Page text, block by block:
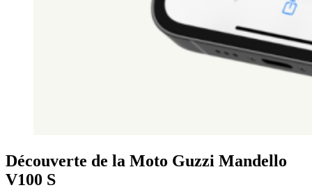
Découverte de la Moto Guzzi Mandello
V100 S